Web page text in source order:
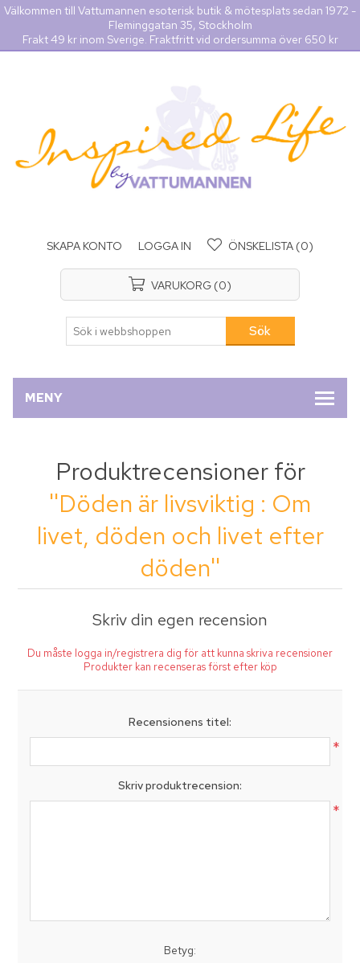
Välkommen till Vattumannen esoterisk butik & mötesplats sedan 1972 -
Fleminggatan 35, Stockholm
Frakt 49 kr inom Sverige. Fraktfritt vid ordersumma över 650 kr
SKAPA KONTO LOGGA IN ÖNSKELISTA (0)
VARUKORG (0)
MENY
Produktrecensioner för
Döden är livsviktig : Om
livet, döden och livet efter
döden
Skriv din egen recension
Du måste logga in/registrera dig för att kunna skriva recensioner
Produkter kan recenseras först efter köp
Recensionens titel:
*
Skriv produktrecension:
*
Betyg: